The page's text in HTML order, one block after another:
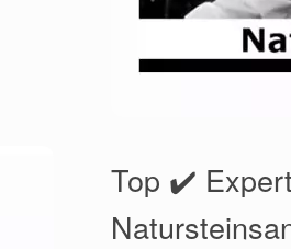
Top ✔️